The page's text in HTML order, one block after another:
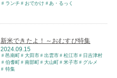
ランチ
おでかけ あ・るっく
新米できたよ！～おむすび特集
2024.09.15
邑南町 大田市 出雲市 松江市
日吉津村
伯耆町
南部町 大山町 米子市
グルメ
特集